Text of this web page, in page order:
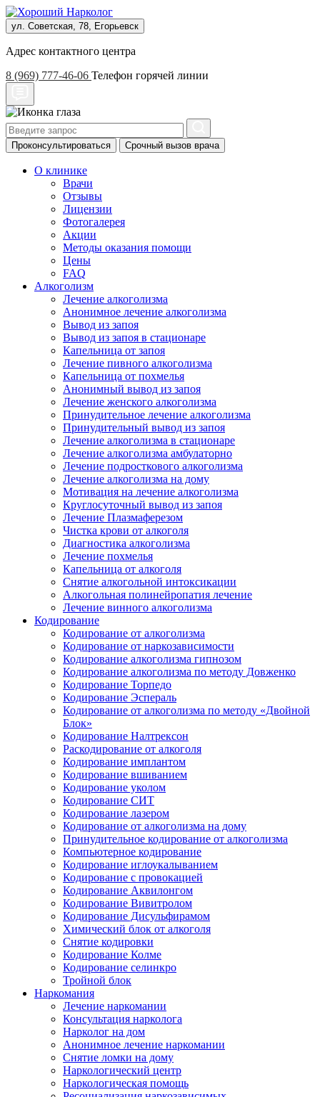
ул. Советская, 78, Егорьевск
Адрес контактного центра
8 (969) 777-46-06 Телефон горячей линии
Проконсультироваться Срочный вызов врача
О клинике
Врачи
Отзывы
Лицензии
Фотогалерея
Акции
Методы оказания помощи
Цены
FAQ
Алкоголизм
Лечение алкоголизма
Анонимное лечение алкоголизма
Вывод из запоя
Вывод из запоя в стационаре
Капельница от запоя
Лечение пивного алкоголизма
Капельница от похмелья
Анонимный вывод из запоя
Лечение женского алкоголизма
Принудительное лечение алкоголизма
Принудительный вывод из запоя
Лечение алкоголизма в стационаре
Лечение алкоголизма амбулаторно
Лечение подросткового алкоголизма
Лечение алкоголизма на дому
Мотивация на лечение алкоголизма
Круглосуточный вывод из запоя
Лечение Плазмаферезом
Чистка крови от алкоголя
Диагностика алкоголизма
Лечение похмелья
Капельница от алкоголя
Снятие алкогольной интоксикации
Алкогольная полинейропатия лечение
Лечение винного алкоголизма
Кодирование
Кодирование от алкоголизма
Кодирование от наркозависимости
Кодирование алкоголизма гипнозом
Кодирование алкоголизма по методу Довженко
Кодирование Торпедо
Кодирование Эспераль
Кодирование от алкоголизма по методу «Двойной
Блок»
Кодирование Налтрексон
Раскодирование от алкоголя
Кодирование имплантом
Кодирование вшиванием
Кодирование уколом
Кодирование СИТ
Кодирование лазером
Кодирование от алкоголизма на дому
Принудительное кодирование от алкоголизма
Компьютерное кодирование
Кодирование иглоукалыванием
Кодирование с провокацией
Кодирование Аквилонгом
Кодирование Вивитролом
Кодирование Дисульфирамом
Химический блок от алкоголя
Снятие кодировки
Кодирование Колме
Кодирование селинкро
Тройной блок
Наркомания
Лечение наркомании
Консультация нарколога
Нарколог на дом
Анонимное лечение наркомании
Снятие ломки на дому
Наркологический центр
Наркологическая помощь